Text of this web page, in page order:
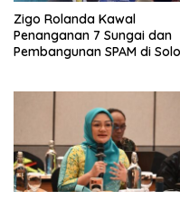
Zigo Rolanda Kawal
Penanganan 7 Sungai dan
Pembangunan SPAM di